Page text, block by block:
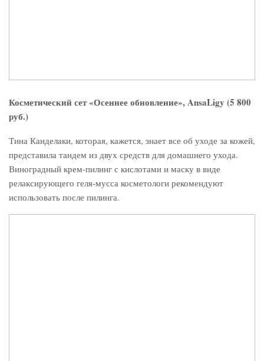
Косметический сет «Осеннее обновление», AnsaLigy (5 800
руб.)
Тина Канделаки, которая, кажется, знает все об уходе за кожей,
представила тандем из двух средств для домашнего ухода.
Виноградный крем-пилинг с кислотами и маску в виде
релаксирующего геля-мусса косметологи рекомендуют
использовать после пилинга.